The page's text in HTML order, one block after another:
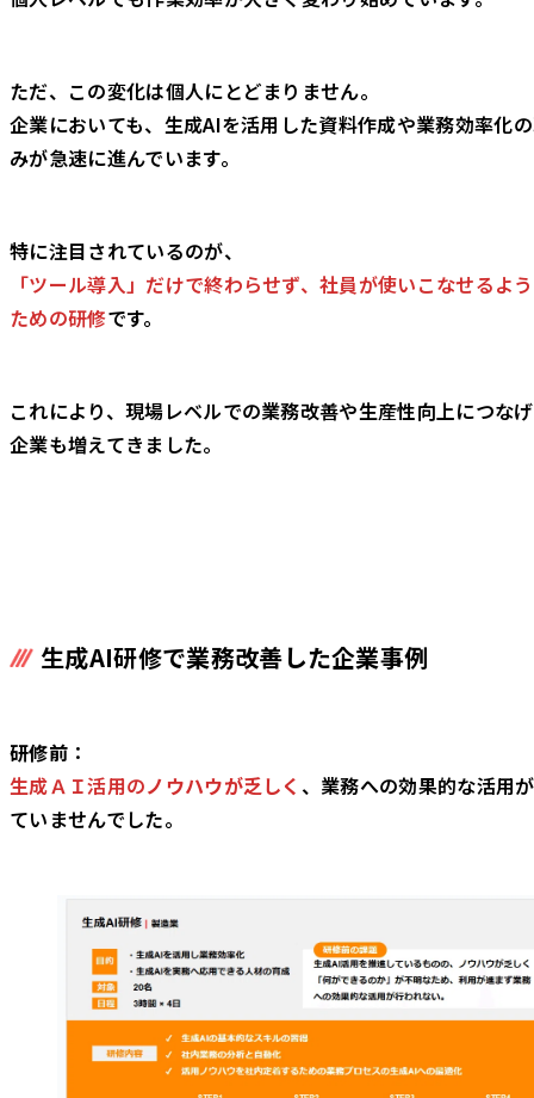
ただ、この変化は個人にとどまりません。
企業においても、生成AIを活用した資料作成や業務効率化
みが急速に進んでいます。
特に注目されているのが、
「ツール導入」だけで終わらせず、社員が使いこなせるよ
ための研修です。
これにより、現場レベルでの業務改善や生産性向上につな
企業も増えてきました。
生成AI研修で業務改善した企業事例
研修前：
生成ＡＩ活用のノウハウが乏しく 、業務への効果的な活用
ていませんでした。